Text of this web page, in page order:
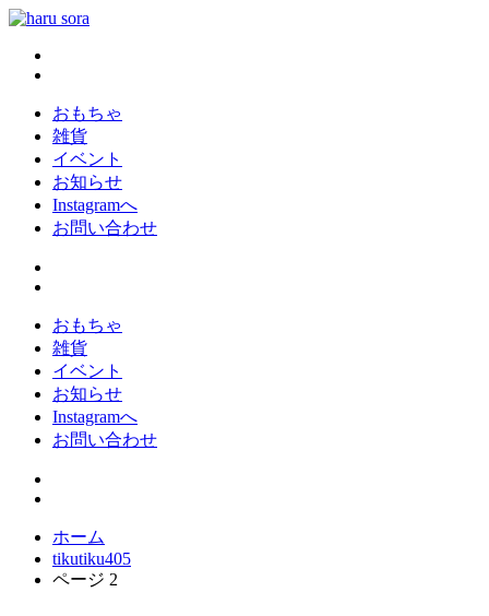
コ
haru sora
新しいharusoraもよろしくおねがいします
おもちゃ
雑貨
イベント
お知らせ
Instagramへ
お問い合わせ
おもちゃ
雑貨
イベント
お知らせ
Instagramへ
お問い合わせ
ホーム
tikutiku405
ページ 2